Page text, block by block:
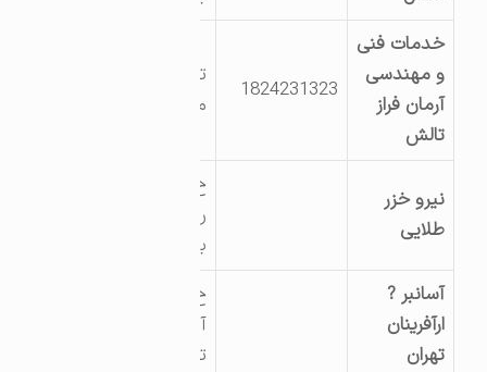
خدمات فنی
و مهندسی
آرمان فراز
تالش
1824231323
تالش خ شهید
مفتح
نیرو خزر
طلایی
خ امام خمینی –
روبروی پمپ
بنزین رضوانی
آسانبر ?
ارآفرینان
تهران
خ قدس- شر?ت
آسانبر ?ارآفرینان
تهران